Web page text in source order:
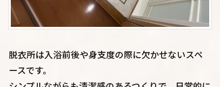
脱衣所は入浴前後や身支度の際に欠かせないスペ
ースです。